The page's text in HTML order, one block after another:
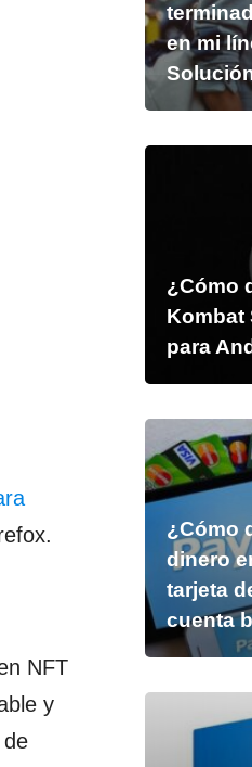
NFT
y
en mi
¿Cómo
Kombat
para
¿Cómo
dinero
tarjeta
cuenta